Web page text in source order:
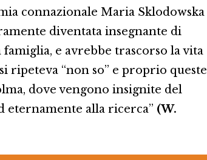
connazionale Maria Sklodowska
diventata insegnante di
e avrebbe trascorso la vita
ripeteva “non so” e proprio queste
dove vengono insignite del
eternamente alla ricerca” (W.